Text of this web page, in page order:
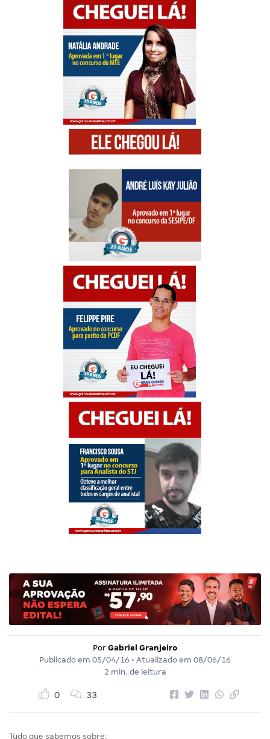
Por Gabriel Granjeiro
Publicado em 05/04/16 • Atualizado em 08/06/16
2 min. de leitura
0 33
Tudo que sabemos sobre: